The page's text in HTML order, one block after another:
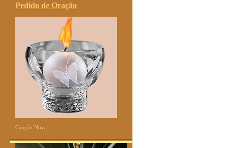
Pedido de Oração
Canção Nova